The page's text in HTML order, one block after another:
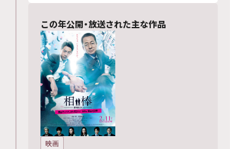
この年公開・放送された主な作品
映画